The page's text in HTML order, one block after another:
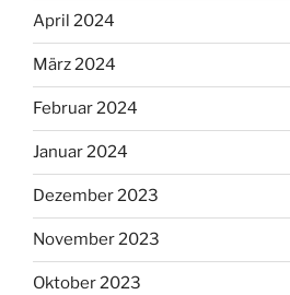
April 2024
März 2024
Februar 2024
Januar 2024
Dezember 2023
November 2023
Oktober 2023